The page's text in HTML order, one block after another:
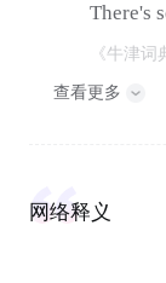
There's
《牛津词
查看更多
网络释义